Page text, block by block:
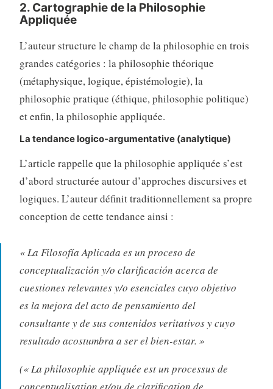
2. Cartographie de la Philosophie
Appliquée
L’auteur structure le champ de la philosophie en trois
grandes catégories : la philosophie théorique
(métaphysique, logique, épistémologie), la
philosophie pratique (éthique, philosophie politique)
et enfin, la philosophie appliquée.
La tendance logico-argumentative (analytique)
L’article rappelle que la philosophie appliquée s’est
d’abord structurée autour d’approches discursives et
logiques. L’auteur définittraditionnellement sa propre
conception de cette tendance ainsi :
« La Filosofía Aplicada es un proceso de
conceptualización y/o clarificación acerca de
cuestiones relevantes y/o esenciales cuyo objetivo
es la mejora del acto de pensamiento del
consultante y de sus contenidos veritativos y cuyo
resultado acostumbra a ser el bien-estar. »
(« La philosophie appliquée est un processus de
conceptualisation et/ou de clarification de